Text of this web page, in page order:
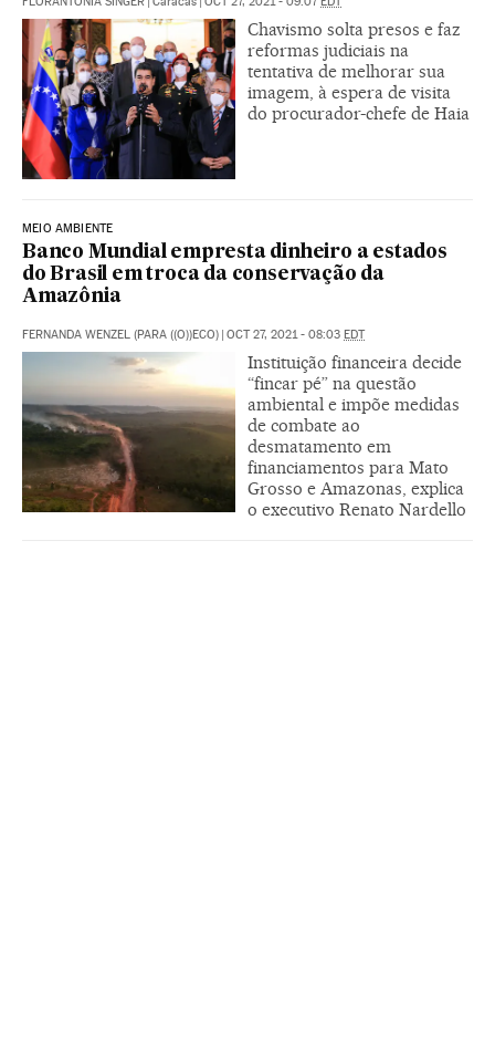
Chavismo solta presos e faz
reformas judiciais na
tentativa de melhorar sua
imagem, à espera de visita
do procurador-chefe de Haia
MEIO AMBIENTE
Banco Mundial empresta dinheiro a estados
do Brasil em troca da conservação da
Amazônia
FERNANDA WENZEL (PARA ((O))ECO) | OCT 27, 2021 - 08:03 EDT
Instituição financeira decide
“fincar pé” na questão
ambiental e impõe medidas
de combate ao
desmatamento em
financiamentos para Mato
Grosso e Amazonas, explica
o executivo Renato Nardello